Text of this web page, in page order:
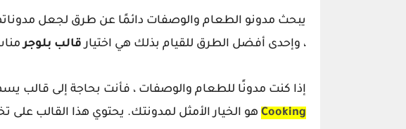
يبحث مدونو الطعام والوصفات دائمًا عن طرق لجعل
، وإحدى أفضل الطرق للقيام بذلك هي اختيارقالب بلوجر
إذا كنت مدونًا للطعام والوصفات ، فأنت بحاجة إلى قالب
Cooking هو الخيار الأمثل لمدونتك. يحتوي هذا القالب